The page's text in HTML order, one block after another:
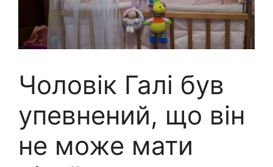
Чоловік Галі був
упевнений, що він
не може мати